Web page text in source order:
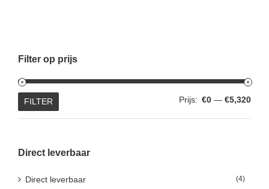
Filter op prijs
Min.
Max.
FILTER Prijs: €0 — €5,320
Direct leverbaar
Direct leverbaar (4)